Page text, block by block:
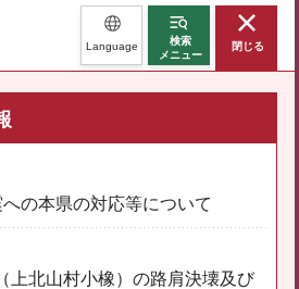
Language
検索
メニュー
閉じる
の本県の対応等について
上北山村小橡）の路肩決壊及び